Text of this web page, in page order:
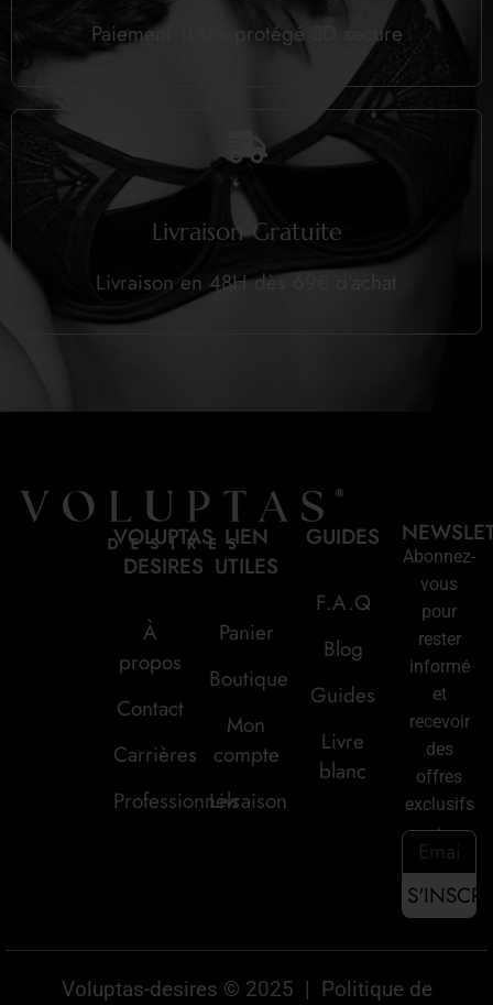
Paiement 100% protégé 3D secure
Livraison Gratuite
Livraison en 48H dès 69€ d’achat
VOLUPTAS
DESIRES
À
propos
Contact
Carrières
Professionnels
LIEN
UTILES
Panier
Boutique
Mon
compte
Livraison
GUIDES
F.A.Q
Blog
Guides
Livre
blanc
Abonnez-
vous
pour
rester
informé
et
recevoir
des
offres
exclusifs
:
Voluptas-desires © 2025 | Politique de